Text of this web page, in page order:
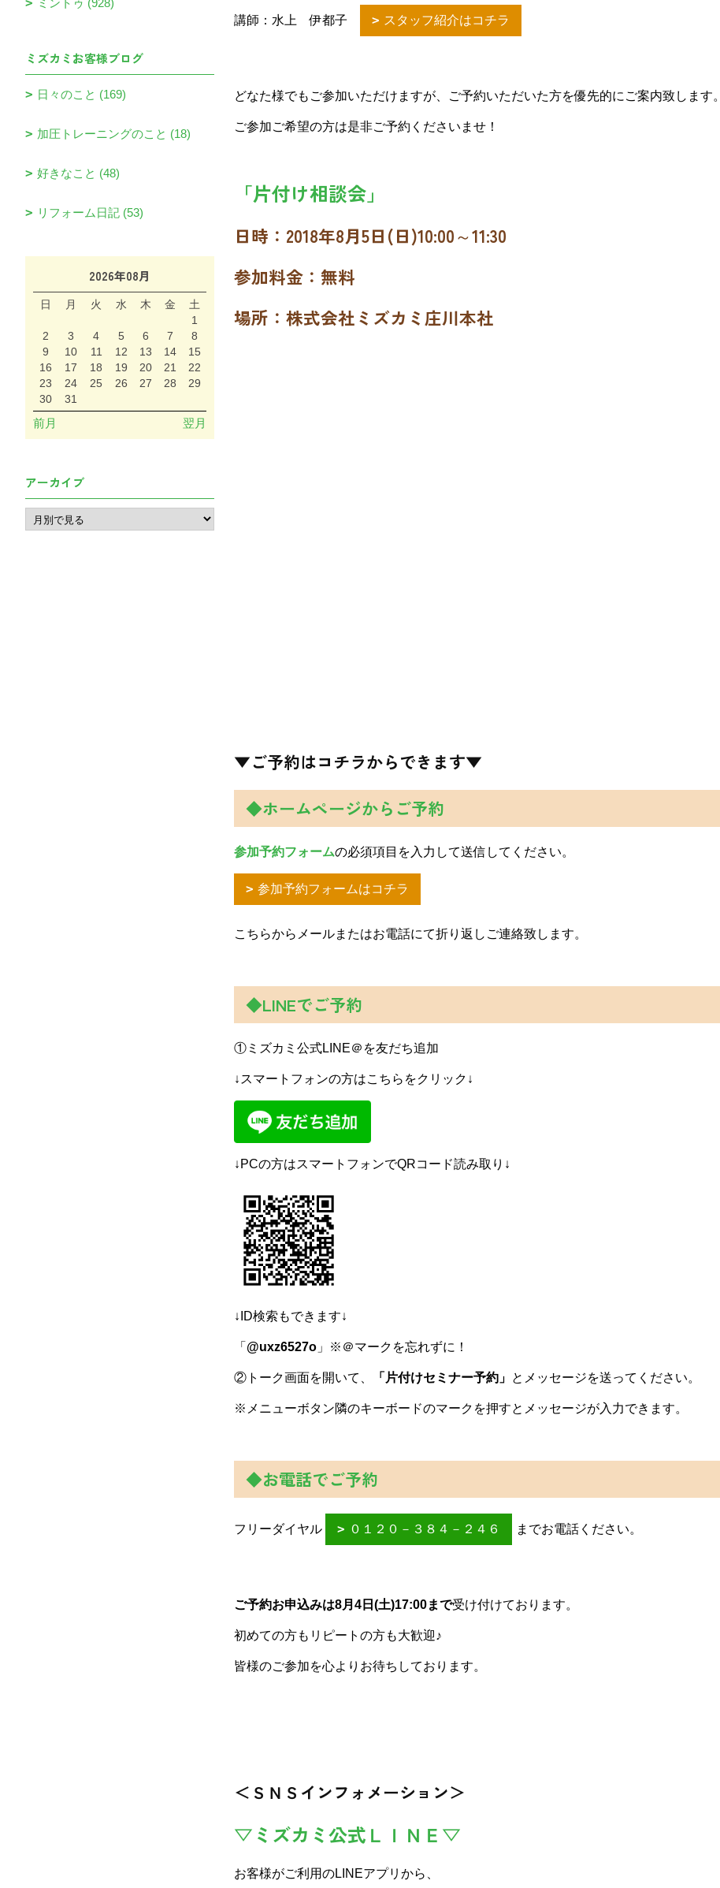
講師：水上 伊都子 スタッフ紹介はコチラ
どなた様でもご参加いただけますが、ご予約いただいた方を優先的にご案内致します。
ご参加ご希望の方は是非ご予約くださいませ！
「片付け相談会」
日時：2018年8月5日(日)10:00～11:30
参加料金：無料
場所：株式会社ミズカミ庄川本社
▼ご予約はコチラからできます▼
◆ホームページからご予約
参加予約フォームの必須項目を入力して送信してください。
参加予約フォームはコチラ
こちらからメールまたはお電話にて折り返しご連絡致します。
◆LINEでご予約
①ミズカミ公式LINE＠を友だち追加
↓スマートフォンの方はこちらをクリック↓
↓PCの方はスマートフォンでQRコード読み取り↓
↓ID検索もできます↓
「 @uxz6527o 」※＠マークを忘れずに！
②トーク画面を開いて、 「片付けセミナー予約」 とメッセージを送ってください。
※メニューボタン隣のキーボードのマークを押すとメッセージが入力できます。
◆お電話でご予約
フリーダイヤル ０１２０－３８４－２４６ までお電話ください。
ご予約お申込みは8月4日(土)17:00まで受け付けております。
初めての方もリピートの方も大歓迎♪
皆様のご参加を心よりお待ちしております。
＜ＳＮＳインフォメーション＞
▽ミズカミ公式ＬＩＮＥ▽
お客様がご利用のLINEアプリから、
ミントゥ (928)
ミズカミお客様ブログ
日々のこと (169)
加圧トレーニングのこと (18)
好きなこと (48)
リフォーム日記 (53)
2026年08月
日 月 火 水 木 金
土
1
2
3 4 5 6 7
8
9
10 11 12 13 14
15
16
17 18 19 20 21
22
23
24 25 26 27 28
29
30
31
前月 翌月
アーカイブ